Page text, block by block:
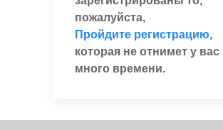
пожалуйста,
Пройдите регистрацию,
которая не отнимет у вас
много времени.